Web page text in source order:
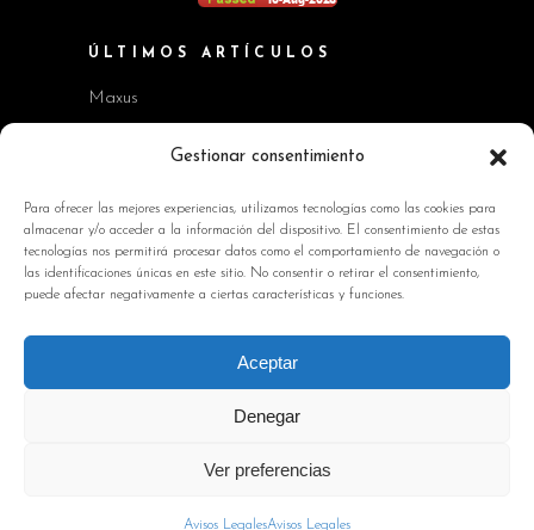
Gestionar consentimiento
Para ofrecer las mejores experiencias, utilizamos tecnologías como las cookies para
almacenar y/o acceder a la información del dispositivo. El consentimiento de estas
tecnologías nos permitirá procesar datos como el comportamiento de navegación o
las identificaciones únicas en este sitio. No consentir o retirar el consentimiento,
puede afectar negativamente a ciertas características y funciones.
Aceptar
Denegar
Ver preferencias
Avisos LegalesAvisos Legales
ÚLTIMOS ARTÍCULOS
Maxus
Workshop BMW Neue Klasse
Kia EV2 y Kia Seltos
Skoda Octavia RS
INFORMACIÓN DE INTERÉS
Política de privacidad